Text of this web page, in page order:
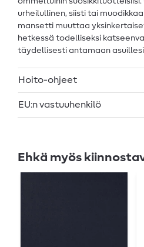
urheilullinen, siisti tai
mansetti muuttaa
hetkessä todelliseksi
täydellisesti antamaan
Hoito-ohjeet
EU:n vastuuhenkilö
Ehkä myös